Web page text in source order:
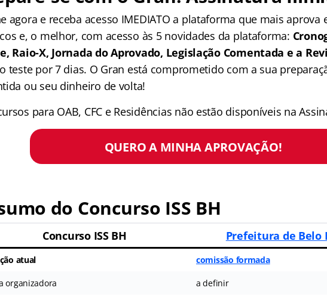
agora e receba acesso IMEDIATO a plataforma que mais aprova
e, o melhor, com acesso às 5 novidades da plataforma:
Raio-X, Jornada do Aprovado, Legislação Comentada e a
teste por 7 dias. O Gran está comprometido com a sua
ou seu dinheiro de volta!
para OAB, CFC e Residências não estão disponíveis na
QUERO A MINHA APROVAÇÃO!
do Concurso ISS BH
Concurso ISS BH Prefeitura de Belo
atual comissão formada
organizadora a definir